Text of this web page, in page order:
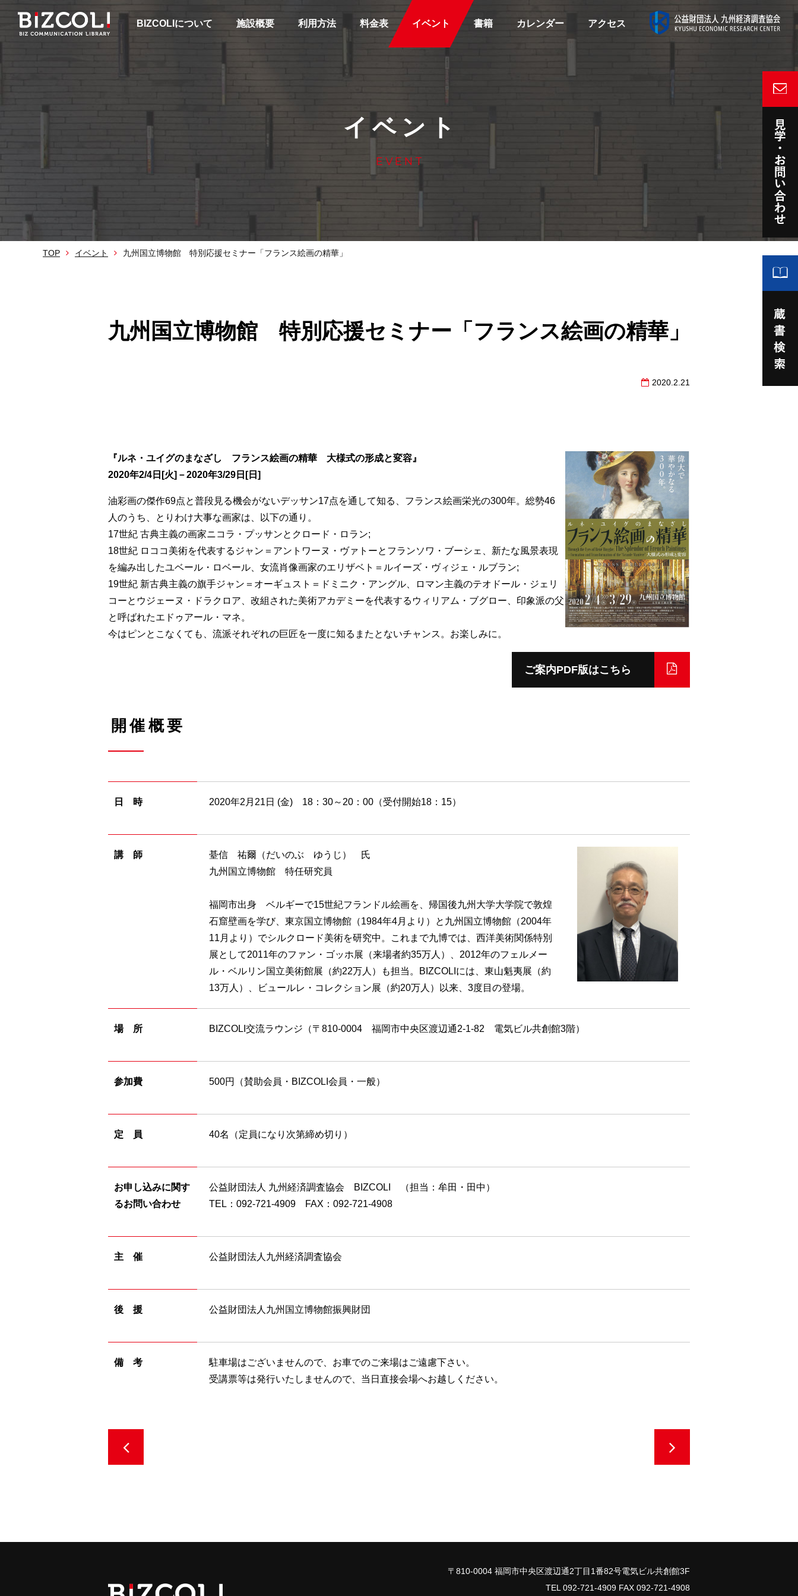
BIZCOLIについて 施設概要 利用方法 料金表 イベント 書籍 カレンダー アクセス
イベント
EVENT
TOP イベント 九州国立博物館 特別応援セミナー「フランス絵画の精華」
九州国立博物館 特別応援セミナー「フランス絵画の精華」
2020.2.21
『ルネ・ユイグのまなざし フランス絵画の精華 大様式の形成と変容』
2020年2/4日[火]－2020年3/29日[日]
油彩画の傑作69点と普段見る機会がないデッサン17点を通して知る、フランス絵画栄光の300年。総勢46
人のうち、とりわけ大事な画家は、以下の通り。
17世紀 古典主義の画家ニコラ・プッサンとクロード・ロラン;
18世紀 ロココ美術を代表するジャン＝アントワーヌ・ヴァトーとフランソワ・ブーシェ、新たな風景表現
を編み出したユベール・ロベール、女流肖像画家のエリザベト＝ルイーズ・ヴィジェ・ルブラン;
19世紀 新古典主義の旗手ジャン＝オーギュスト＝ドミニク・アングル、ロマン主義のテオドール・ジェリ
コーとウジェーヌ・ドラクロア、改組された美術アカデミーを代表するウィリアム・ブグロー、印象派の父
と呼ばれたエドゥアール・マネ。
今はピンとこなくても、流派それぞれの巨匠を一度に知るまたとないチャンス。お楽しみに。
ご案内PDF版はこちら
開催概要
日 時 2020年2月21日 (金) 18：30～20：00（受付開始18：15）
講 師
䑓信 祐爾（だいのぶ ゆうじ） 氏
九州国立博物館 特任研究員
福岡市出身 ベルギーで15世紀フランドル絵画を、帰国後九州大学大学院で敦煌
石窟壁画を学び、東京国立博物館（1984年4月より）と九州国立博物館（2004年
11月より）でシルクロード美術を研究中。これまで九博では、西洋美術関係特別
展として2011年のファン・ゴッホ展（来場者約35万人）、2012年のフェルメー
ル・ベルリン国立美術館展（約22万人）も担当。BIZCOLIには、東山魁夷展（約
13万人）、ビュールレ・コレクション展（約20万人）以来、3度目の登場。
場 所 BIZCOLI交流ラウンジ（〒810-0004 福岡市中央区渡辺通2-1-82 電気ビル共創館3階）
参加費 500円（賛助会員・BIZCOLI会員・一般）
定 員 40名（定員になり次第締め切り）
お申し込みに関す
るお問い合わせ
公益財団法人 九州経済調査協会 BIZCOLI （担当：牟田・田中）
TEL：092-721-4909 FAX：092-721-4908
主 催 公益財団法人九州経済調査協会
後 援 公益財団法人九州国立博物館振興財団
備 考
駐車場はございませんので、お車でのご来場はご遠慮下さい。
受講票等は発行いたしませんので、当日直接会場へお越しください。
〒810-0004 福岡市中央区渡辺通2丁目1番82号電気ビル共創館3F
TEL 092-721-4909 FAX 092-721-4908